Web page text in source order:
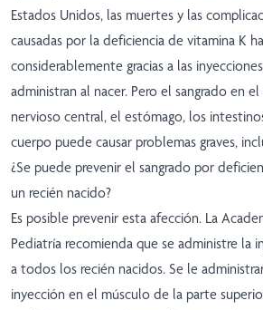
Estados Unidos, las muertes y las
causadas por la deficiencia de vitamina K
considerablemente gracias a las
administran al nacer. Pero el sangrado en
nervioso central, el estómago, los
cuerpo puede causar problemas graves,
¿Se puede prevenir el sangrado por
un recién nacido?
Es posible prevenir esta afección. La
Pediatría recomienda que se administre la
a todos los recién nacidos. Se le
inyección en el músculo de la parte